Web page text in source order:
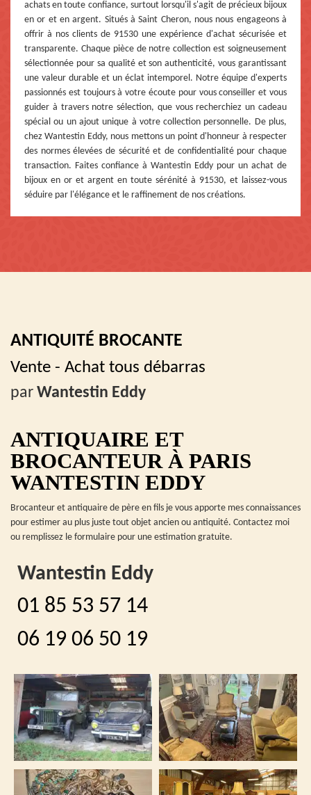
achats en toute confiance, surtout lorsqu'il s'agit de précieux bijoux
en or et en argent. Situés à Saint Cheron, nous nous engageons à
offrir à nos clients de 91530 une expérience d'achat sécurisée et
transparente. Chaque pièce de notre collection est soigneusement
sélectionnée pour sa qualité et son authenticité, vous garantissant
une valeur durable et un éclat intemporel. Notre équipe d'experts
passionnés est toujours à votre écoute pour vous conseiller et vous
guider à travers notre sélection, que vous recherchiez un cadeau
spécial ou un ajout unique à votre collection personnelle. De plus,
chez Wantestin Eddy, nous mettons un point d'honneur à respecter
des normes élevées de sécurité et de confidentialité pour chaque
transaction. Faites confiance à Wantestin Eddy pour un achat de
bijoux en or et argent en toute sérénité à 91530, et laissez-vous
séduire par l'élégance et le raffinement de nos créations.
ANTIQUITÉ BROCANTE
Vente - Achat tous débarras
par Wantestin Eddy
ANTIQUAIRE ET
BROCANTEUR À PARIS
WANTESTIN EDDY
Brocanteur et antiquaire de père en fils je vous apporte mes connaissances
pour estimer au plus juste tout objet ancien ou antiquité. Contactez moi
ou remplissez le formulaire pour une estimation gratuite.
Wantestin Eddy
01 85 53 57 14
06 19 06 50 19